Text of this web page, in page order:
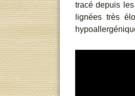
tracé depuis
lignées très